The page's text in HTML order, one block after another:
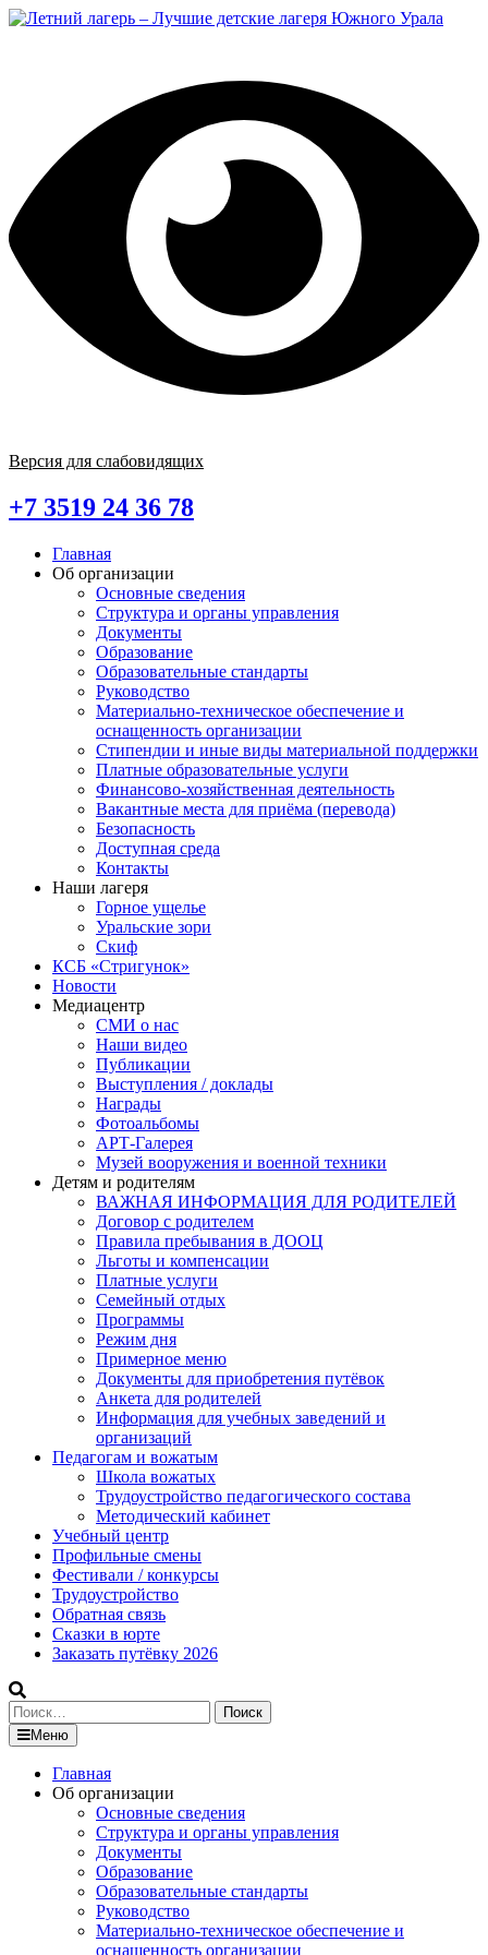
Перейти
Версия для слабовидящих
+7 3519 24 36 78
Главная
Об организации
Основные сведения
Структура и органы управления
Документы
Образование
Образовательные стандарты
Руководство
Материально-техническое обеспечение и
оснащенность организации
Стипендии и иные виды материальной поддержки
Платные образовательные услуги
Финансово-хозяйственная деятельность
Вакантные места для приёма (перевода)
Безопасность
Доступная среда
Контакты
Наши лагеря
Горное ущелье
Уральские зори
Скиф
КСБ «Стригунок»
Новости
Медиацентр
СМИ о нас
Наши видео
Публикации
Выступления / доклады
Награды
Фотоальбомы
АРТ-Галерея
Музей вооружения и военной техники
Детям и родителям
ВАЖНАЯ ИНФОРМАЦИЯ ДЛЯ РОДИТЕЛЕЙ
Договор с родителем
Правила пребывания в ДООЦ
Льготы и компенсации
Платные услуги
Семейный отдых
Программы
Режим дня
Примерное меню
Документы для приобретения путёвок
Анкета для родителей
Информация для учебных заведений и
организаций
Педагогам и вожатым
Школа вожатых
Трудоустройство педагогического состава
Методический кабинет
Учебный центр
Профильные смены
Фестивали / конкурсы
Трудоустройство
Обратная связь
Сказки в юрте
Заказать путёвку 2026
Найти:
Меню
Главная
Об организации
Основные сведения
Структура и органы управления
Документы
Образование
Образовательные стандарты
Руководство
Материально-техническое обеспечение и
оснащенность организации